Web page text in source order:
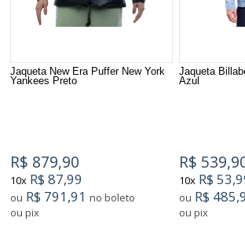
Jaqueta New Era Puffer New York
Yankees Preto
R$ 879,90
10x R$ 87,99
ou R$ 791,91 no boleto
ou pix
Jaqueta
Azul
R$
10x R$
ou R$
ou pix